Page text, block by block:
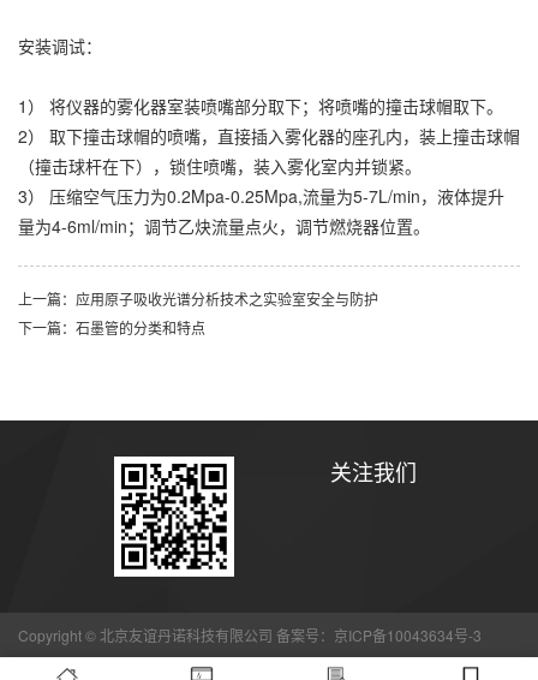
安装调试：
1） 将仪器的雾化器室装喷嘴部分取下；将喷嘴的撞击球帽取下。
2） 取下撞击球帽的喷嘴，直接插入雾化器的座孔内，装上撞击球帽
（撞击球杆在下），锁住喷嘴，装入雾化室内并锁紧。
3） 压缩空气压力为0.2Mpa-0.25Mpa,流量为5-7L/min，液体提升
量为4-6ml/min；调节乙炔流量点火，调节燃烧器位置。
上一篇：应用原子吸收光谱分析技术之实验室安全与防护
下一篇：石墨管的分类和特点
关注我们
Copyright © 北京友谊丹诺科技有限公司 备案号： 京ICP备10043634号-3